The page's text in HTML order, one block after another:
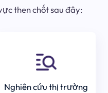
then chốt sau đây:
Nghiên cứu thị trường